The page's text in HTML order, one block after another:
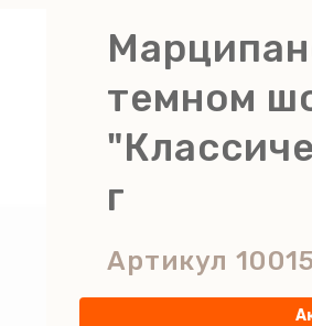
темном
г
Артикул